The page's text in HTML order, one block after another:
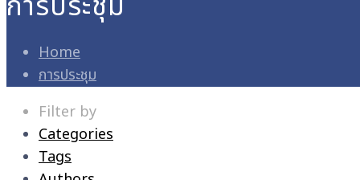
Home
การประชุม
Filter by
Categories
Tags